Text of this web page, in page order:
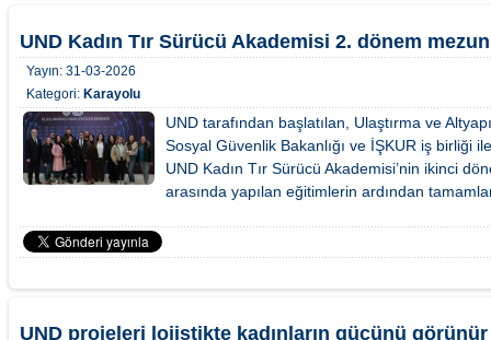
UND Kadın Tır Sürücü Akademisi 2. dönem
Yayın: 31-03-2026
Kategori: Karayolu
UND tarafından başlatılan, Ulaştırma ve
Sosyal Güvenlik Bakanlığı ve İŞKUR iş birliği
UND Kadın Tır Sürücü Akademisi’nin ikinci
arasında yapılan eğitimlerin ardından
UND projeleri lojistikte kadınların gücünü görünür